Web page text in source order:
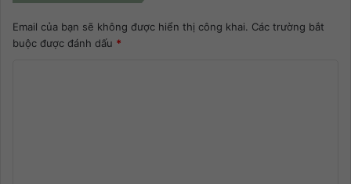
Email của bạn sẽ không được hiển thị công khai. Các trường bắt
buộc được đánh dấu *